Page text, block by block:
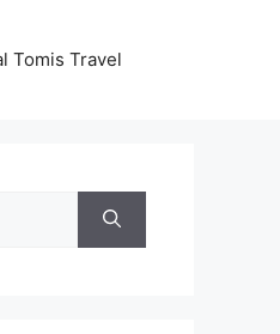
Tomis Travel